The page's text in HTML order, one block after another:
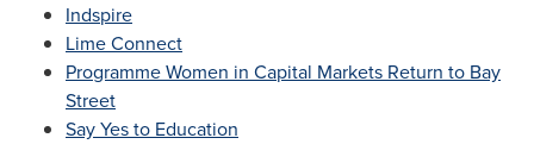
Indspire
Lime Connect
Programme Women in Capital Markets Return to Bay
Street
Say Yes to Education